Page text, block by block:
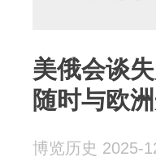
美俄会谈
随时与欧
博览历史 2025-